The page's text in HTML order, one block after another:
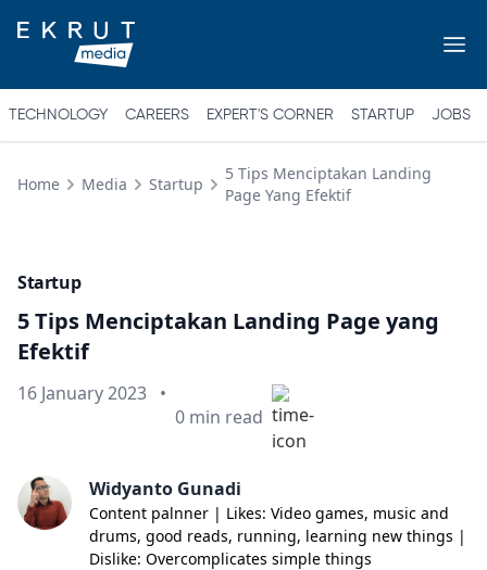
TECHNOLOGY CAREERS EXPERT'S CORNER STARTUP JOBS
Home Media Startup
5 Tips Menciptakan Landing
Page Yang Efektif
Startup
5 Tips Menciptakan Landing Page yang
Efektif
Published on
16 January 2023 •
Min read
0 min read
Widyanto Gunadi
Content palnner | Likes: Video games, music and
drums, good reads, running, learning new things |
Dislike: Overcomplicates simple things